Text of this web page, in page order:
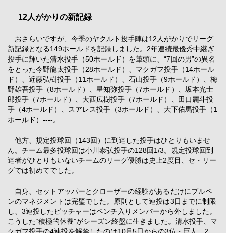
12人がかりの新記録
おさらいですが、今季のヤクルト投手陣は12人がかりでリーグ
新記録となる149ホールドを記録しました。2年連続最優秀中継ぎ
投手に輝いた清水投手（50ホールド）を筆頭に、“7回の男”の異名
をとった今野龍太投手（28ホールド）、マクガフ投手（14ホール
ド）、近藤弘樹投手（11ホールド）、石山投手（9ホールド）、梅
野雄吾投手（8ホールド）、星知弥投手（7ホールド）、坂本光士
郎投手（7ホールド）、大西広樹投手（7ホールド）、田口麗斗投
手（4ホールド）、スアレス投手（3ホールド）、大下佑馬投手（1
ホールド）----。
他方、規定投球回（143回）に到達した投手はひとりもいませ
ん。チーム最多投球回は小川泰弘投手の128回1/3。規定投球回到
達者がひとりもいないチームのリーグ優勝は史上2度目、セ・リー
グでは初めてでした。
自身、セットアッパーとクローザーの経験があるだけにブルペ
ンのマネジメントは完璧でした。原則として連投は3日までに制限
し、3連投したピッチャーはベンチ入りメンバーから外しました。
こうした“積極的休養”がシーズン終盤に生きました。清水投手、マ